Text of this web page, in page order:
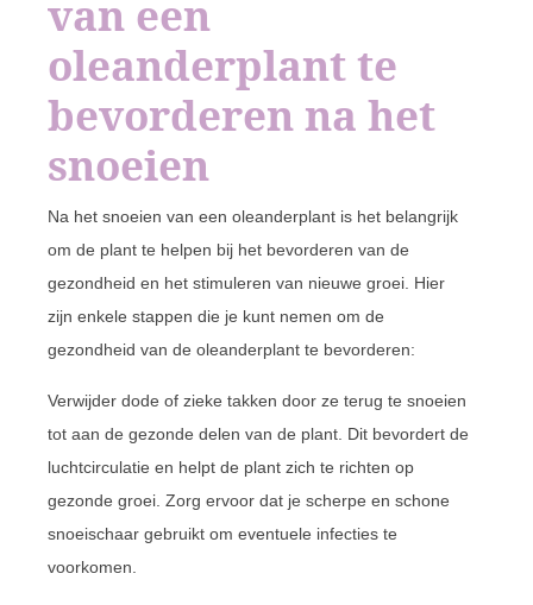
van een
oleanderplant te
bevorderen na het
snoeien
Na het snoeien van een oleanderplant is het belangrijk
om de plant te helpen bij het bevorderen van de
gezondheid en het stimuleren van nieuwe groei. Hier
zijn enkele stappen die je kunt nemen om de
gezondheid van de oleanderplant te bevorderen:
Verwijder dode of zieke takken door ze terug te snoeien
tot aan de gezonde delen van de plant. Dit bevordert de
luchtcirculatie en helpt de plant zich te richten op
gezonde groei. Zorg ervoor dat je scherpe en schone
snoeischaar gebruikt om eventuele infecties te
voorkomen.